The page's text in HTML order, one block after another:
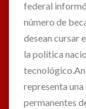
federal
número de
desean cursar
la política
representa
permanentes